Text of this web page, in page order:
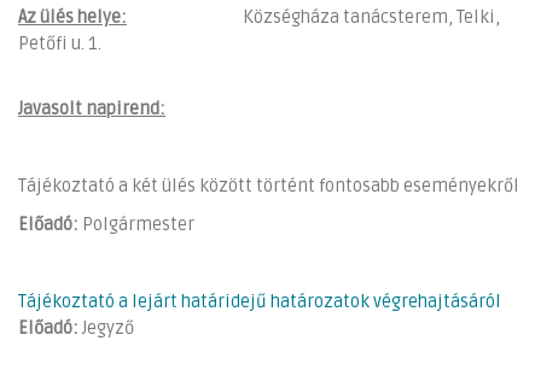
Az ülés helye: Községháza tanácsterem, Telki,
Petőfi u. 1.
Javasolt napirend:
Tájékoztató a két ülés között történt fontosabb eseményekről
Előadó: Polgármester
Tájékoztató a lejárt határidejű határozatok végrehajtásáról
Előadó: Jegyző